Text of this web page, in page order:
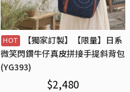
【獨家訂製】【限量】日系
微笑閃鑽牛仔真皮拼接手提斜背包
(YG393)
$2,480